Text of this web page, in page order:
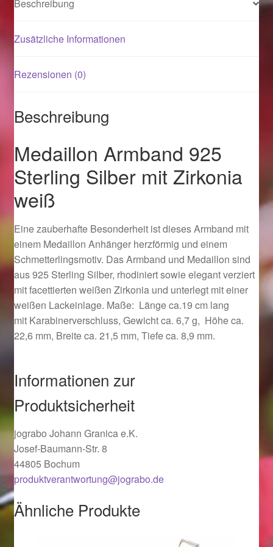
Logout
Ostergeschenke finden für Ostern 2015
Ostergeschenke finden für Ostern 2016
Ostergeschenke finden für Ostern 2017
Ostergeschenke finden für Ostern 2018
Ostergeschenke finden für Ostern 2019
Ostergeschenke finden für Ostern 2020
Ostergeschenke finden für Ostern 2022
Partner
Shop
Startseite
Startseite
Beschreibung
Zusätzliche Informationen
Rezensionen (0)
Beschreibung
Medaillon Armband 925
Sterling Silber mit Zirkonia
weiß
Eine zauberhafte Besonderheit ist dieses Armband mit
einem Medaillon Anhänger herzförmig und einem
Schmetterlingsmotiv. Das Armband und Medaillon sind
aus 925 Sterling Silber, rhodiniert sowie elegant verziert
mit facettierten weißen Zirkonia und unterlegt mit einer
weißen Lackeinlage. Maße: Länge ca.19 cm lang
mit Karabinerverschluss, Gewicht ca. 6,7 g, Höhe ca.
22,6 mm, Breite ca. 21,5 mm, Tiefe ca. 8,9 mm.
Informationen zur
Produktsicherheit
jograbo Johann Granica e.K.
Josef-Baumann-Str. 8
44805 Bochum
produktverantwortung@jograbo.de
Ähnliche Produkte